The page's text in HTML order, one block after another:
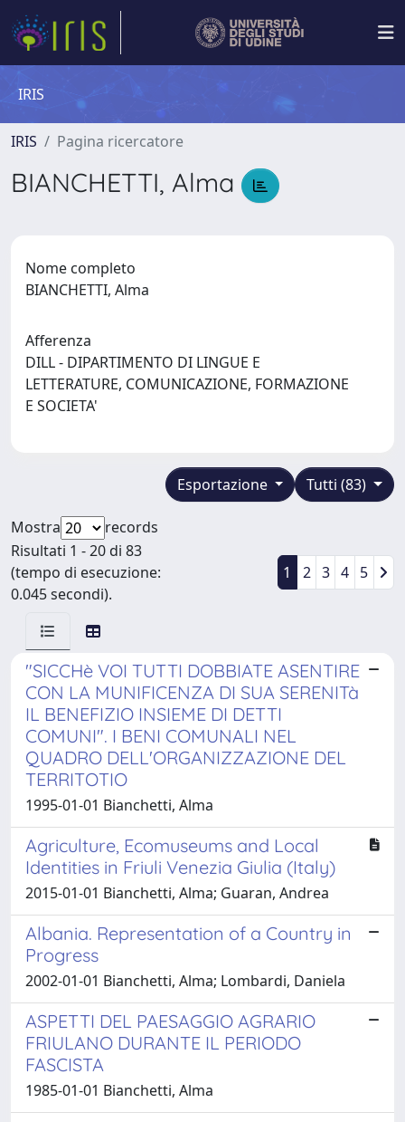
IRIS
IRIS Pagina ricercatore
BIANCHETTI, Alma
Nome completo
BIANCHETTI, Alma
Afferenza
DILL - DIPARTIMENTO DI LINGUE E
LETTERATURE, COMUNICAZIONE, FORMAZIONE
E SOCIETA'
Tutti (83)
Esportazione
Mostra
records
Risultati 1 - 20 di 83
(tempo di esecuzione:
0.045 secondi).
1 2 3 4 5
"SICCHè VOI TUTTI DOBBIATE ASENTIRE
CON LA MUNIFICENZA DI SUA SERENITà
IL BENEFIZIO INSIEME DI DETTI
COMUNI". I BENI COMUNALI NEL
QUADRO DELL'ORGANIZZAZIONE DEL
TERRITOTIO
1995-01-01 Bianchetti, Alma
Agriculture, Ecomuseums and Local
Identities in Friuli Venezia Giulia (Italy)
2015-01-01 Bianchetti, Alma; Guaran, Andrea
Albania. Representation of a Country in
Progress
2002-01-01 Bianchetti, Alma; Lombardi, Daniela
ASPETTI DEL PAESAGGIO AGRARIO
FRIULANO DURANTE IL PERIODO
FASCISTA
1985-01-01 Bianchetti, Alma